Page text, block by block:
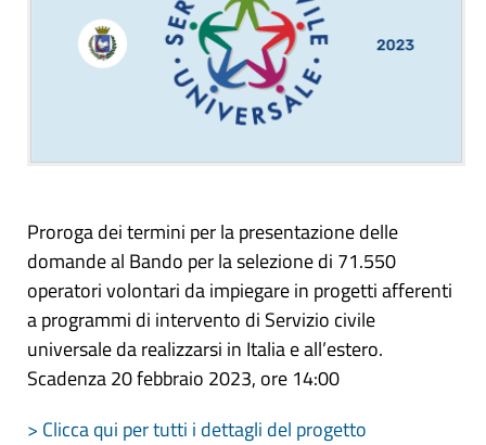
Proroga dei termini per la presentazione delle
domande al Bando per la selezione di 71.550
operatori volontari da impiegare in progetti afferenti
a programmi di intervento di Servizio civile
universale da realizzarsi in Italia e all’estero.
Scadenza 20 febbraio 2023, ore 14:00
> Clicca qui per tutti i dettagli del progetto